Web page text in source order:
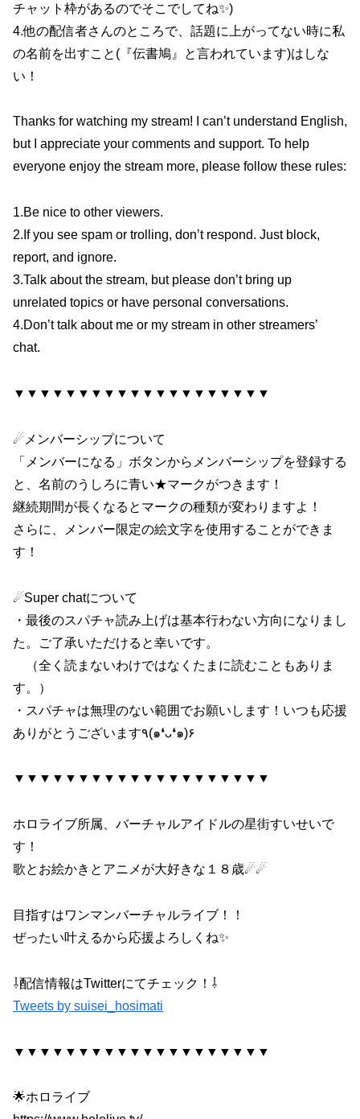
チャット枠があるのでそこでしてね✨)
4.他の配信者さんのところで、話題に上がってない時に私
の名前を出すこと(『伝書鳩』と言われています)はしな
い！
Thanks for watching my stream! I can’t understand English,
but I appreciate your comments and support. To help
everyone enjoy the stream more, please follow these rules:
1.Be nice to other viewers.
2.If you see spam or trolling, don’t respond. Just block,
report, and ignore.
3.Talk about the stream, but please don’t bring up
unrelated topics or have personal conversations.
4.Don’t talk about me or my stream in other streamers’
chat.
▼▼▼▼▼▼▼▼▼▼▼▼▼▼▼▼▼▼▼▼
☄メンバーシップについて
「メンバーになる」ボタンからメンバーシップを登録する
と、名前のうしろに青い★マークがつきます！
継続期間が長くなるとマークの種類が変わりますよ！
さらに、メンバー限定の絵文字を使用することができま
す！
☄Super chatについて
・最後のスパチャ読み上げは基本行わない方向になりまし
た。ご了承いただけると幸いです。
（全く読まないわけではなくたまに読むこともありま
す。）
・スパチャは無理のない範囲でお願いします！いつも応援
ありがとうございます٩(๑❛ᴗ❛๑)۶
▼▼▼▼▼▼▼▼▼▼▼▼▼▼▼▼▼▼▼▼
ホロライブ所属、バーチャルアイドルの星街すいせいで
す！
歌とお絵かきとアニメが大好きな１８歳☄☄
目指すはワンマンバーチャルライブ！！
ぜったい叶えるから応援よろしくね✨
⇩配信情報はTwitterにてチェック！⇩
Tweets by suisei_hosimati
▼▼▼▼▼▼▼▼▼▼▼▼▼▼▼▼▼▼▼▼
🌟ホロライブ